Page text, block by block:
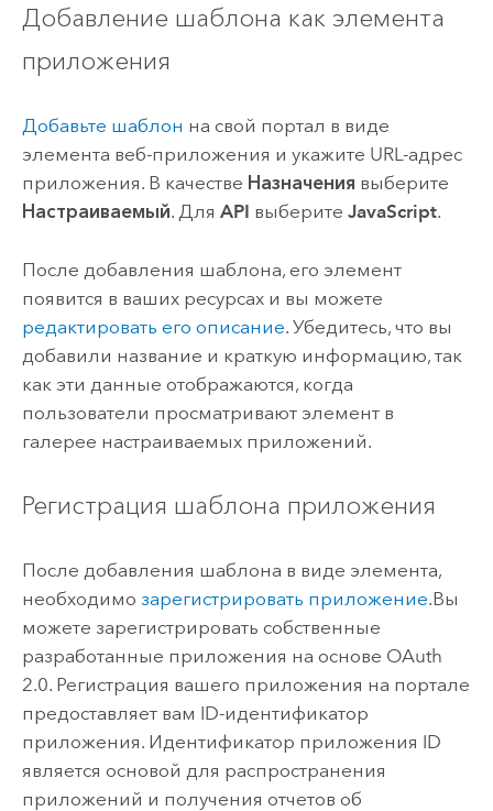
Добавление шаблона как элемента
приложения
Добавьте шаблон на свой портал в виде
элемента веб-приложения и укажите URL-адрес
приложения.В качестве Назначения выберите
Настраиваемый. Для API выберите JavaScript.
После добавления шаблона, его элемент
появится в ваших ресурсах и вы можете
редактировать его описание. Убедитесь, что вы
добавили название и краткую информацию, так
как эти данные отображаются, когда
пользователи просматривают элемент в
галерее настраиваемых приложений.
Регистрация шаблона приложения
После добавления шаблона в виде элемента,
необходимо зарегистрировать приложение.Вы
можете зарегистрировать собственные
разработанные приложения на основе OAuth
2.0. Регистрация вашего приложения на портале
предоставляет вам ID-идентификатор
приложения. Идентификатор приложения ID
является основой для распространения
приложений и получения отчетов об